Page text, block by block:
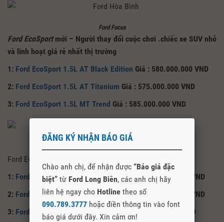
Ford Focus
Ford EcoSportmới – Người thay đổi cuộc chơi .chiếc xe SUV nhỏ
và linh hoạt giá rẻ nhất thị trường
1: Ford EcoSport 1.5L AT Black Edition Giá : 580.000.000 VND
2: Ford EcoSport 1.5L AT Titanium Giá : 575.000.000 VND
3: Ford EcoSport 1.5L MT Trend Giá : 585.000.000 VND
Ford Ecosport Mới
Ford Everest Hoàn Toàn Mới Tiềm năng không giới hạn
1: Ford Everest 3.2 4×4 At TitaniumGiá : 1.918.000.000 VND
2: Ford Everest 2.2 4×2 At Titanium Giá : 1.329.000.000 VND
3: Ford Everest 2.2 4×2 AT Trend Giá : 1.249.000.000 VND
ĐĂNG KÝ NHẬN BÁO GIÁ
Chào anh chị, để nhận được “Báo giá đặc
biệt” từ Ford Long Biên, các anh chị hãy
liên hệ ngay cho Hotline theo số
090.789.3777 hoặc điền thông tin vào font
báo giá dưới đây. Xin cảm ơn!